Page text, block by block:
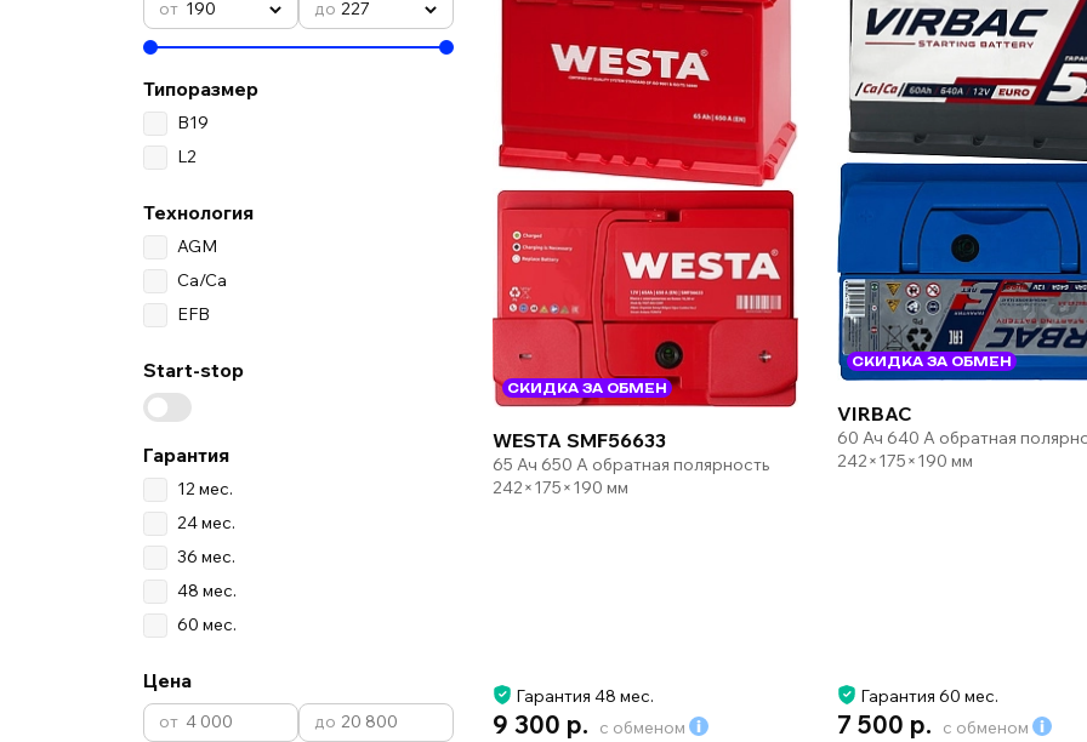
190
227
Типоразмер
B19
L2
Технология
AGM
Ca/Ca
EFB
Start-stop
Гарантия
12 мес.
24 мес.
36 мес.
48 мес.
60 мес.
Цена
СКИДКА ЗА ОБМЕН
WESTA SMF56633
65 Ач 650 А обратная полярность
242×175×190 мм
Гарантия 48 мес.
9 300 р. с обменом
СКИДКА ЗА ОБМЕН
VIRBAC
60 Ач 640 А обратная
242×175×190 мм
Гарантия 60 мес.
7 500 р. с обменом